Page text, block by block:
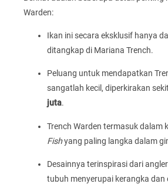
Warden:
Ikan ini secara eksklusif hanya
ditangkap di Mariana Trench.
Peluang untuk mendapatkan
sangatlah kecil, diperkirakan
juta.
Trench Warden termasuk dalam
Fishyang paling langka dalam
Desainnya terinspirasi dari
tubuh menyerupai kerangka dan